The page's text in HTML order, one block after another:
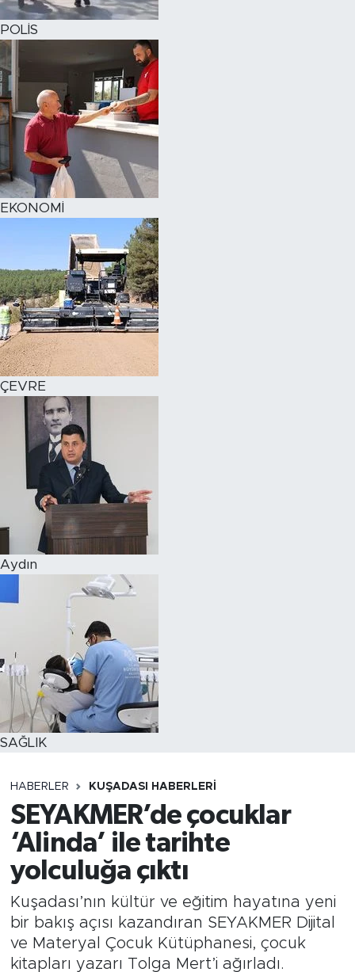
POLİS
EKONOMİ
ÇEVRE
Aydın
SAĞLIK
HABERLER KUŞADASI HABERLERI
SEYAKMER’de çocuklar
‘Alinda’ ile tarihte
yolculuğa çıktı
Kuşadası’nın kültür ve eğitim hayatına yeni
bir bakış açısı kazandıran SEYAKMER Dijital
ve Materyal Çocuk Kütüphanesi, çocuk
kitapları yazarı Tolga Mert’i ağırladı.